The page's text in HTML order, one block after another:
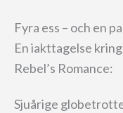
Fyra ess – och en
En iakttagelse
Rebel’s Romance:
Sjuårige